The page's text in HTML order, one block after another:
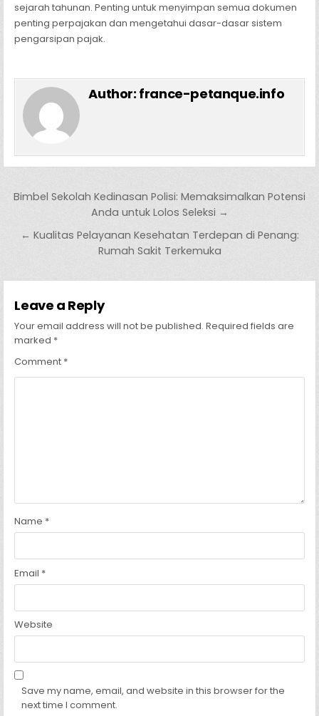
sejarah tahunan. Penting untuk menyimpan semua dokumen
penting perpajakan dan mengetahui dasar-dasar sistem
pengarsipan pajak.
Author: france-petanque.info
Post navigation
Bimbel Sekolah Kedinasan Polisi: Memaksimalkan Potensi
Anda untuk Lolos Seleksi →
← Kualitas Pelayanan Kesehatan Terdepan di Penang:
Rumah Sakit Terkemuka
Leave a Reply
Your email address will not be published. Required fields are
marked *
Comment *
Name *
Email *
Website
Save my name, email, and website in this browser for the
next time I comment.